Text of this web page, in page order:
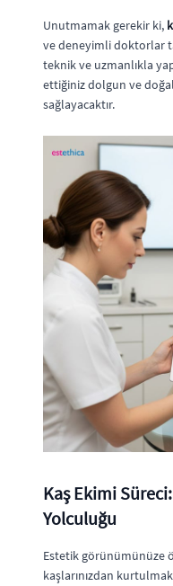
Unutmamak gerekir ki,
ve deneyimli doktorlar
teknik ve uzmanlıkla
ettiğiniz dolgun ve
sağlayacaktır.
Kaş Ekimi
Yolculuğu
Estetik görünümünüze
kaşlarınızdan